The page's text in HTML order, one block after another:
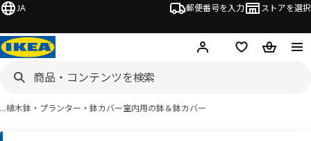
JA 郵便番号を入力 ストアを選択
ログイン・新規入会
欲しいものリスト
カート
…植木鉢・プランター・鉢カバー室内用の鉢＆鉢カバー